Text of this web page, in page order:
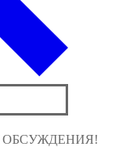
ОБСУЖДЕНИЯ!